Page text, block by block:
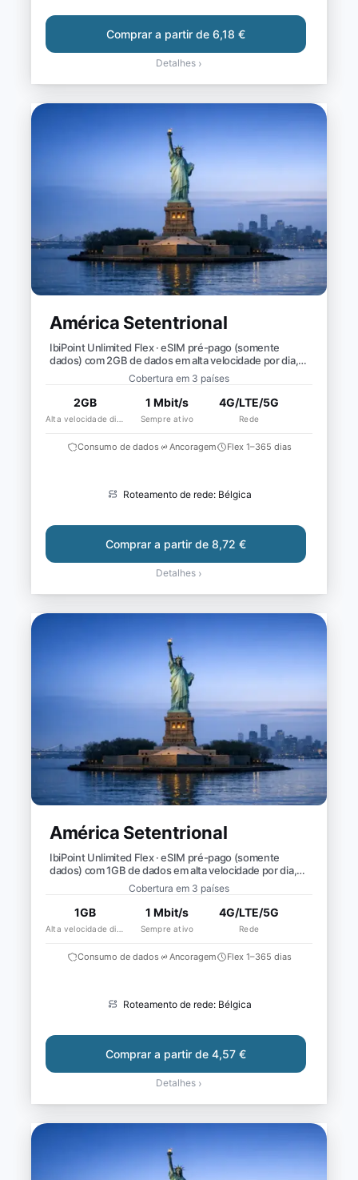
Comprar a partir de 6,18 €
Detalhes ›
América Setentrional
IbiPoint Unlimited Flex · eSIM pré-pago (somente
dados) com 2GB de dados em alta velocidade por dia,
depois velocidade reduzida para ~1 Mbit/s*
Cobertura em 3 países
2GB 1 Mbit/s
Sempre ativo
4G/LTE/5G
Rede
Consumo de dados Ancoragem Flex 1–365 dias
Roteamento de rede: Bélgica
Comprar a partir de 8,72 €
Detalhes ›
América Setentrional
IbiPoint Unlimited Flex · eSIM pré-pago (somente
dados) com 1GB de dados em alta velocidade por dia,
depois velocidade reduzida para ~1 Mbit/s*
Cobertura em 3 países
1GB 1 Mbit/s
Sempre ativo
4G/LTE/5G
Rede
Consumo de dados Ancoragem Flex 1–365 dias
Roteamento de rede: Bélgica
Comprar a partir de 4,57 €
Detalhes ›